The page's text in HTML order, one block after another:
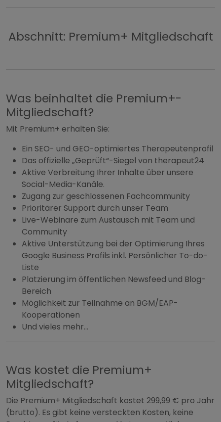
Abschnitt: Premium+ Mitgliedschaft
Was beinhaltet die Premium+-
Mitgliedschaft?
Mit Premium+ erhalten Sie:
Ein SEO- und GEO-optimiertes Therapeutenprofil
Das offizielle „Geprüft“-Siegel von therapeut24
Aktive Verbreitung Ihrer Inhalte über unsere
Social-Media-Kanäle.
Zugang zur geschlossenen Fachcommunity
Prioritärer Support durch unser Team
Live-Webinare zum Austausch mit Team und
Community
Aktive Unterstützung bei der Optimierung Ihres
Google Business Profils inkl. Persönlicher To-do-
Liste
Platzierung im öffentlichen Newsfeed und Blog-
Bereich
Möglichkeit zur Teilnahme an BGM/EAP-
Kooperationen
Und vieles mehr...
Was kostet die Premium+
Mitgliedschaft?
Die Premium+ Mitgliedschaft kostet 299,99 € pro Jahr
(brutto). Es gibt keine versteckten Kosten, keine